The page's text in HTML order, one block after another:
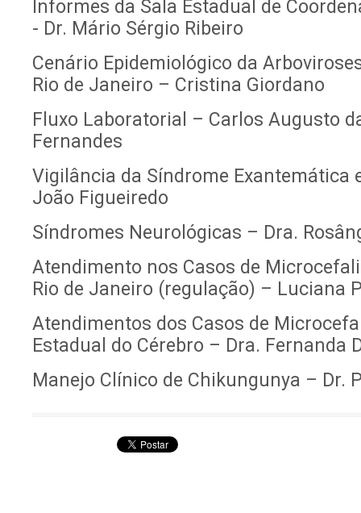
Informes da Sala Estadual de
- Dr. Mário Sérgio Ribeiro
Cenário Epidemiológico da
Rio de Janeiro – Cristina Giordano
Fluxo Laboratorial – Carlos Augusto
Fernandes
Vigilância da Síndrome Exantemática
João Figueiredo
Síndromes Neurológicas – Dra.
Atendimento nos Casos de
Rio de Janeiro (regulação) – Luciana
Atendimentos dos Casos de
Estadual do Cérebro – Dra. Fernanda
Manejo Clínico de Chikungunya – Dr.